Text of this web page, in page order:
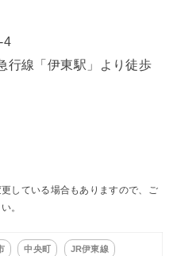
4
行線「伊東駅」より徒歩
している場合もありますので、ご
。
中央町 JR伊東線